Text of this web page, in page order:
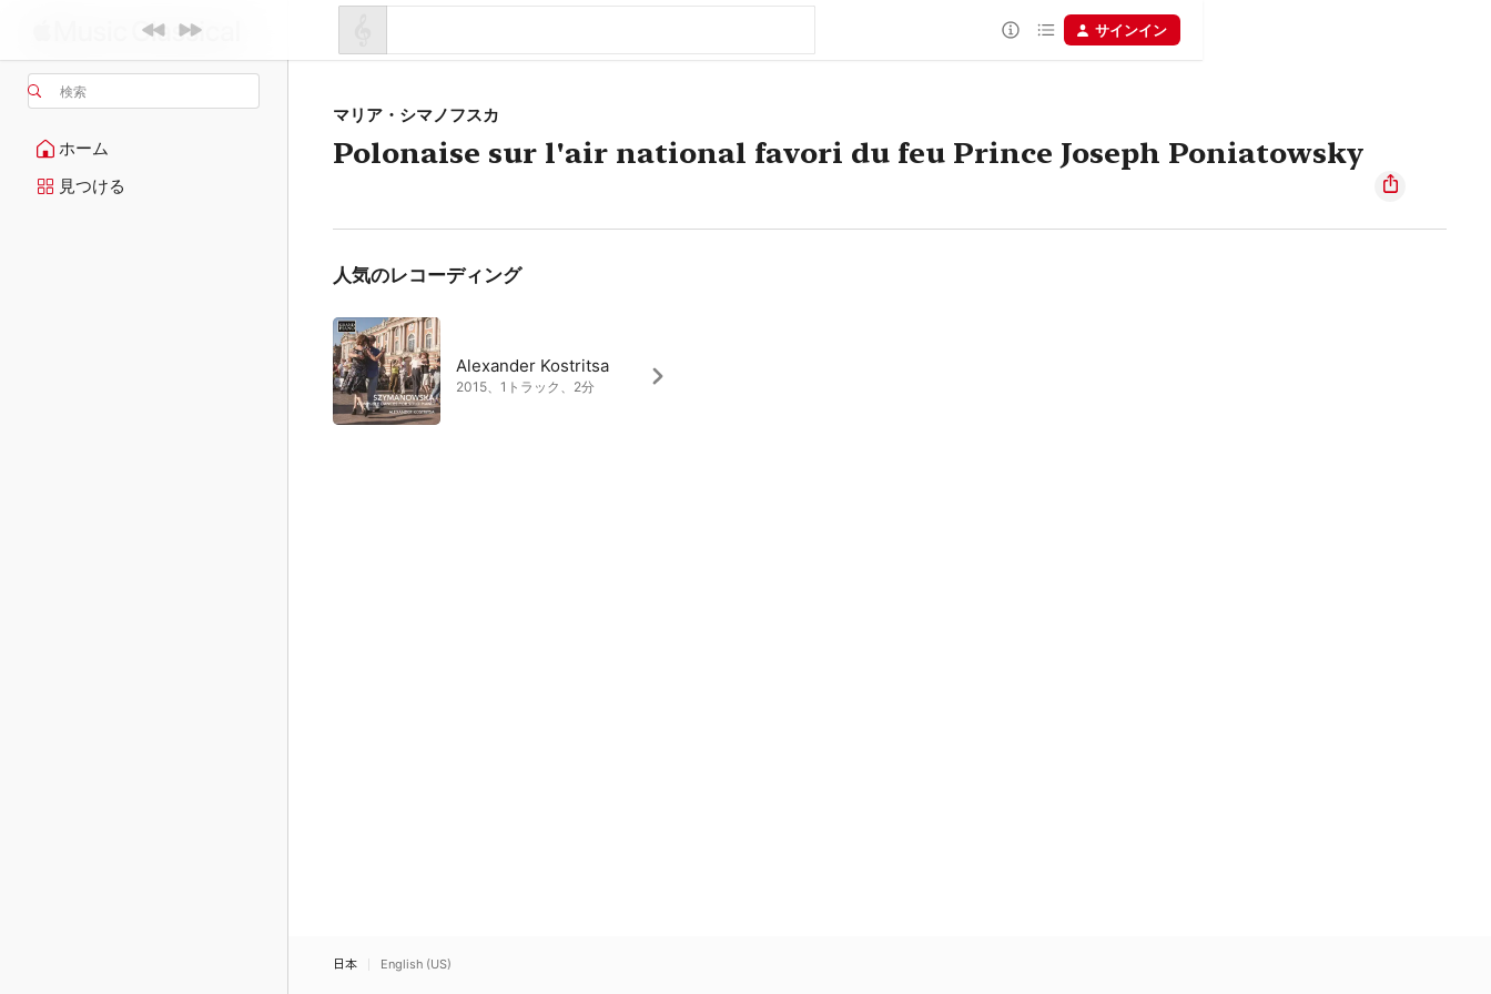
検索
ホーム
見つける
サインイン
マリア・シマノフスカ
Polonaise sur l'air national favori du feu Prince Joseph Poniatowsky
人気のレコーディング
Alexander Kostritsa
2015、1トラック、2分
日本 English (US)